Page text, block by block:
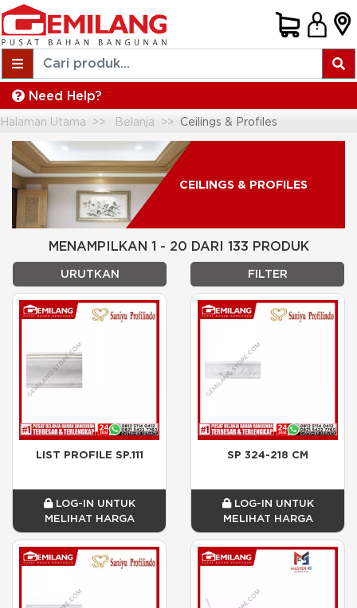
Need Help?
Halaman Utama Belanja Ceilings & Profiles
CEILINGS & PROFILES
MENAMPILKAN 1 - 20 DARI 133 PRODUK
URUTKAN FILTER
LIST PROFILE SP.111
LOG-IN UNTUK
MELIHAT HARGA
SP 324-218 CM
LOG-IN UNTUK
MELIHAT HARGA